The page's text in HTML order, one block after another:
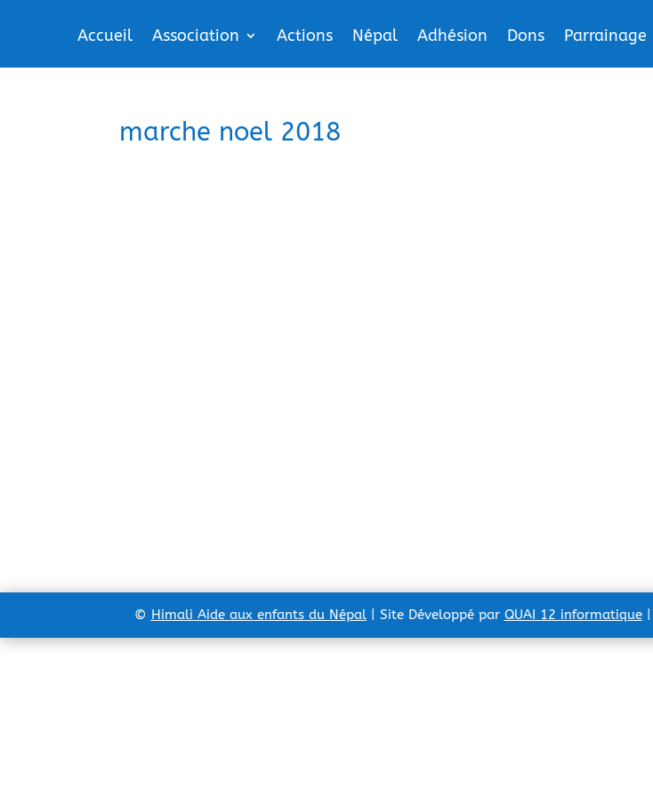
Accueil Association Actions Népal Adhésion Dons Parrainage
marche noel 2018
© Himali Aide aux enfants du Népal | Site Développé par QUAI 12 informatique